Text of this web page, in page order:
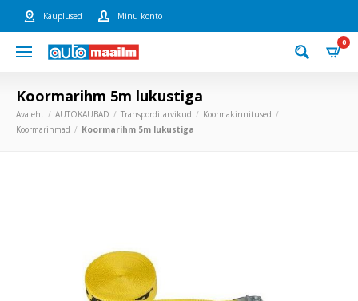
Kauplused Minu konto
0
Koormarihm 5m lukustiga
Avaleht AUTOKAUBAD Transporditarvikud
Koormakinnitused
Koormarihmad
Koormarihm 5m lukustiga